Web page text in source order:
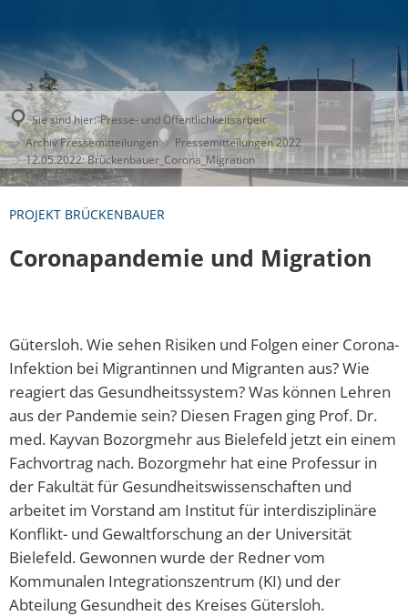
Sie sind hier: Presse- und Öffentlichkeitsarbeit
Archiv Pressemitteilungen
Pressemitteilungen 2022
12.05.2022: Brückenbauer_Corona_Migration
PROJEKT BRÜCKENBAUER
Coronapandemie und Migration
Gütersloh. Wie sehen Risiken und Folgen einer Corona-
Infektion bei Migrantinnen und Migranten aus? Wie
reagiert das Gesundheitssystem? Was können Lehren
aus der Pandemie sein? Diesen Fragen ging Prof. Dr.
med. Kayvan Bozorgmehr aus Bielefeld jetzt ein einem
Fachvortrag nach. Bozorgmehr hat eine Professur in
der Fakultät für Gesundheitswissenschaften und
arbeitet im Vorstand am Institut für interdisziplinäre
Konflikt- und Gewaltforschung an der Universität
Bielefeld. Gewonnen wurde der Redner vom
Kommunalen Integrationszentrum (KI) und der
Abteilung Gesundheit des Kreises Gütersloh.